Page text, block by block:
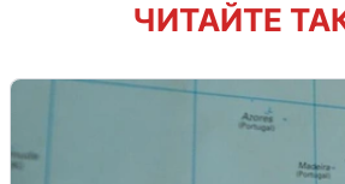
ЧИТАЙТЕ